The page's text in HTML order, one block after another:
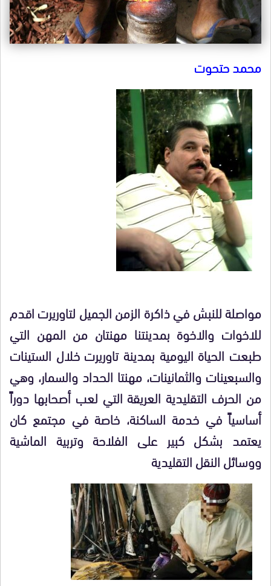
محمد حتحوت
مواصلة للنبش في ذاكرة الزمن الجميل لتاوريرت اقدم
للاخوات والاخوة بمدينتنا مهنتان من المهن التي
طبعت الحياة اليومية بمدينة تاوريرت خلال الستينات
والسبعينات والثمانينات، مهنتا الحداد والسمار، وهي
من الحرف التقليدية العريقة التي لعب أصحابها دوراً
أساسياً في خدمة الساكنة، خاصة في مجتمع كان
يعتمد بشكل كبير على الفلاحة وتربية الماشية
ووسائل النقل التقليدية